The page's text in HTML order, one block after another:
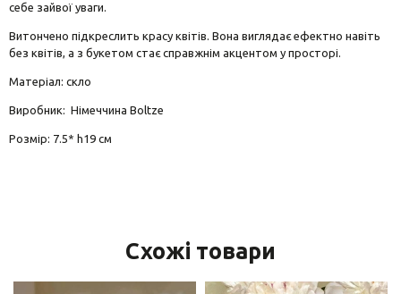
себе зайвої уваги.
Витончено підкреслить красу квітів. Вона виглядає ефектно навіть
без квітів, а з букетом стає справжнім акцентом у просторі.
Матеріал: скло
Виробник: Німеччина Boltze
Розмір: 7.5* h19 см
Схожі товари